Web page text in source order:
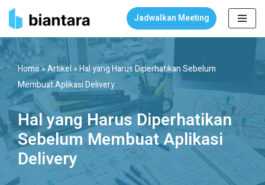
Skip
to
content
Jadwalkan Meeting
Home»Artikel »Hal yang Harus Diperhatikan Sebelum
Membuat Aplikasi Delivery
Hal yang Harus Diperhatikan
Sebelum Membuat Aplikasi
Delivery